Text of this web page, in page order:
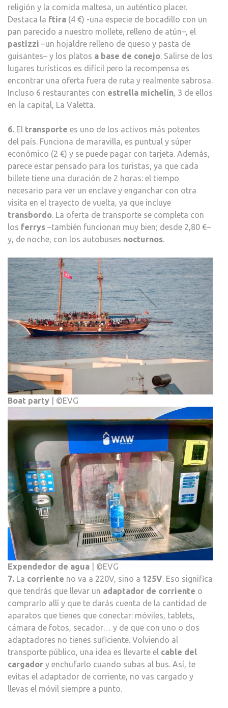
religión y la comida maltesa, un auténtico placer.
Destaca la ftira (4 €) -una especie de bocadillo con un
pan parecido a nuestro mollete, relleno de atún–, el
pastizzi –un hojaldre relleno de queso y pasta de
guisantes– y los platos a base de conejo. Salirse de los
lugares turísticos es difícil pero la recompensa es
encontrar una oferta fuera de ruta y realmente sabrosa.
Incluso 6 restaurantes con estrella michelín, 3 de ellos
en la capital, La Valetta.
6. El transporte es uno de los activos más potentes
del país. Funciona de maravilla, es puntual y súper
económico (2 €) y se puede pagar con tarjeta. Además,
parece estar pensado para los turistas, ya que cada
billete tiene una duración de 2 horas: el tiempo
necesario para ver un enclave y enganchar con otra
visita en el trayecto de vuelta, ya que incluye
transbordo. La oferta de transporte se completa con
los ferrys –también funcionan muy bien; desde 2,80 €–
y, de noche, con los autobuses nocturnos.
Boat party | ©EVG
Expendedor de agua | ©EVG
7. La corriente no va a 220V, sino a 125V. Eso significa
que tendrás que llevar un adaptador de corriente o
comprarlo allí y que te darás cuenta de la cantidad de
aparatos que tienes que conectar: móviles, tablets,
cámara de fotos, secador… y de que con uno o dos
adaptadores no tienes suficiente. Volviendo al
transporte público, una idea es llevarte el cable del
cargador y enchufarlo cuando subas al bus. Así, te
evitas el adaptador de corriente, no vas cargado y
llevas el móvil siempre a punto.